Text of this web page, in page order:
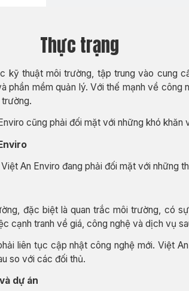
Thực trạng
kỹ thuật môi trường, tập trung vào cung
phần mềm quản lý. Với thế mạnh về công
cũng phải đối mặt với những khó khăn
An Enviro đang phải đối mặt với những
đặc biệt là quan trắc môi trường, có
tranh về giá, công nghệ và dịch vụ
liên tục cập nhật công nghệ mới. Việt
so với các đối thủ.
dự án